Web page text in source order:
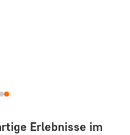
Erlebnisse im